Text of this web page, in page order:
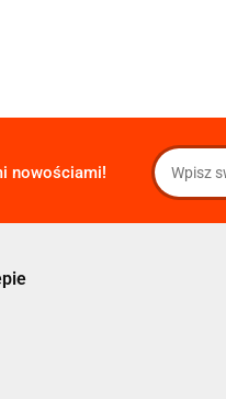
nowościami!